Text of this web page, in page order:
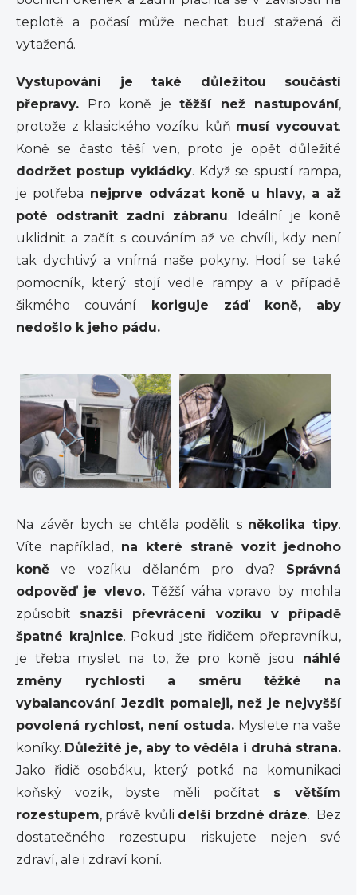
teplotě a počasí může nechat buď stažená či
vytažená.
Vystupování je také důležitou součástí
přepravy. Pro koně je těžší než nastupování,
protože z klasického vozíku kůň musí vycouvat.
Koně se často těší ven, proto je opět důležité
dodržet postup vykládky. Když se spustí rampa,
je potřeba nejprve odvázat koně u hlavy, a až
poté odstranit zadní zábranu. Ideální je koně
uklidnit a začít s couváním až ve chvíli, kdy není
tak dychtivý a vnímá naše pokyny. Hodí se také
pomocník, který stojí vedle rampy a v případě
šikmého couvání koriguje záď koně, aby
nedošlo k jeho pádu.
Na závěr bych se chtěla podělit s několika tipy.
Víte například, na které straně vozit jednoho
koně ve vozíku dělaném pro dva? Správná
odpověď je vlevo.Těžší váha vpravo by mohla
způsobit snazší převrácení vozíku v případě
špatné krajnice. Pokud jste řidičem přepravníku,
je třeba myslet na to, že pro koně jsou náhlé
změny rychlosti a směru těžké na
vybalancování.Jezdit pomaleji, než je nejvyšší
povolená rychlost, není ostuda. Myslete na vaše
koníky. Důležité je, aby to věděla i druhá strana.
Jako řidič osobáku, který potká na komunikaci
koňský vozík, byste měli počítat s větším
rozestupem, právě kvůli delší brzdné dráze. Bez
dostatečného rozestupu riskujete nejen své
zdraví, ale i zdraví koní.